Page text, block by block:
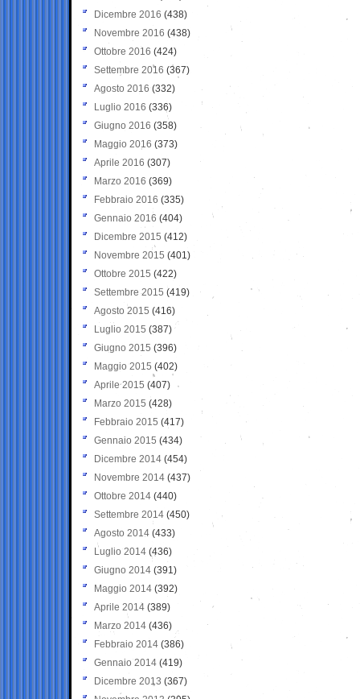
Dicembre 2016 (438)
Novembre 2016 (438)
Ottobre 2016 (424)
Settembre 2016 (367)
Agosto 2016 (332)
Luglio 2016 (336)
Giugno 2016 (358)
Maggio 2016 (373)
Aprile 2016 (307)
Marzo 2016 (369)
Febbraio 2016 (335)
Gennaio 2016 (404)
Dicembre 2015 (412)
Novembre 2015 (401)
Ottobre 2015 (422)
Settembre 2015 (419)
Agosto 2015 (416)
Luglio 2015 (387)
Giugno 2015 (396)
Maggio 2015 (402)
Aprile 2015 (407)
Marzo 2015 (428)
Febbraio 2015 (417)
Gennaio 2015 (434)
Dicembre 2014 (454)
Novembre 2014 (437)
Ottobre 2014 (440)
Settembre 2014 (450)
Agosto 2014 (433)
Luglio 2014 (436)
Giugno 2014 (391)
Maggio 2014 (392)
Aprile 2014 (389)
Marzo 2014 (436)
Febbraio 2014 (386)
Gennaio 2014 (419)
Dicembre 2013 (367)